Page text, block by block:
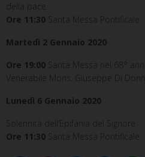
della pace.
Ore 11:30 Santa Messa Pontificale.
Martedì 2 Gennaio 2020
Ore 19:00 Santa Messa nel 68°
Venerabile Mons. Giuseppe Di
Lunedì 6 Gennaio 2020
Solennità dell’Epifania del Signore
Ore 11:30 Santa Messa Pontificale